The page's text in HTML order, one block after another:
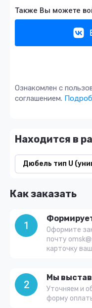
Также Вы можете
Ознакомлен с
соглашением.
Находится в
Дюбель тип U
Как заказать
1
Оформите
почту
карточку
2
Мы
Уточняем и
форму